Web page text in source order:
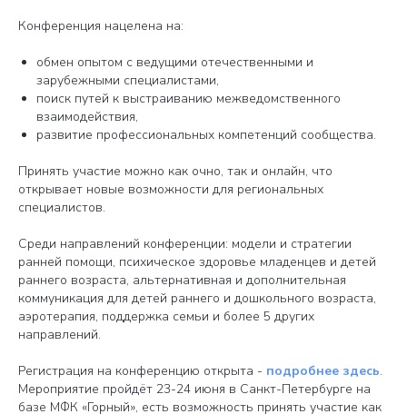
Конференция нацелена на:
обмен опытом с ведущими отечественными и
зарубежными специалистами,
поиск путей к выстраиванию межведомственного
взаимодействия,
развитие профессиональных компетенций сообщества.
Принять участие можно как очно, так и онлайн, что
открывает новые возможности для региональных
специалистов.
Среди направлений конференции: модели и стратегии
ранней помощи, психическое здоровье младенцев и детей
раннего возраста, альтернативная и дополнительная
коммуникация для детей раннего и дошкольного возраста,
аэротерапия, поддержка семьи и более 5 других
направлений.
Регистрация на конференцию открыта - подробнее здесь.
Мероприятие пройдёт 23-24 июня в Санкт-Петербурге на
базе МФК «Горный», есть возможность принять участие как